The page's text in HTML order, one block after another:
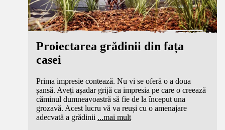
Proiectarea grădinii din fața
casei
Prima impresie contează. Nu vi se oferă o a doua
șansă. Aveți așadar grijă ca impresia pe care o creează
căminul dumneavoastră să fie de la început una
grozavă. Acest lucru vă va reuși cu o amenajare
adecvată a grădinii ...mai mult